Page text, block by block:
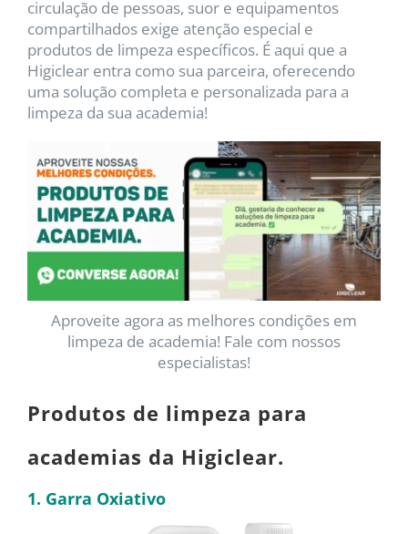
circulação de pessoas, suor e equipamentos
compartilhados exige atenção especial e
produtos de limpeza específicos. É aqui que a
Higiclear entra como sua parceira, oferecendo
uma solução completa e personalizada para a
limpeza da sua academia!
Aproveite agora as melhores condições em
limpeza de academia! Fale com nossos
especialistas!
Produtos de limpeza para
academias da Higiclear.
1. Garra Oxiativo